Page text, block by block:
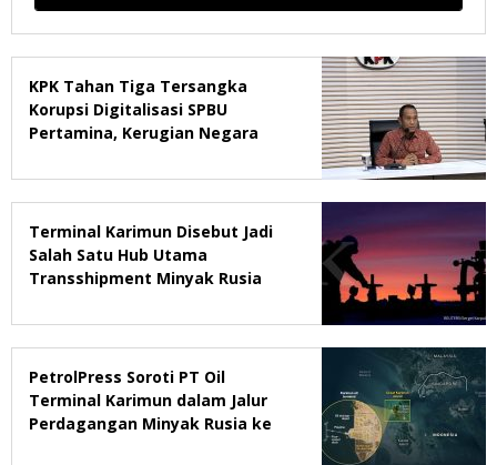
KPK Tahan Tiga Tersangka
Korupsi Digitalisasi SPBU
Pertamina, Kerugian Negara
Terminal Karimun Disebut Jadi
Salah Satu Hub Utama
Transshipment Minyak Rusia
PetrolPress Soroti PT Oil
Terminal Karimun dalam Jalur
Perdagangan Minyak Rusia ke